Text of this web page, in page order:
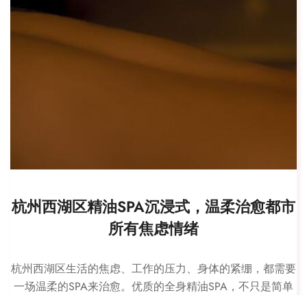
杭州西湖区精油SPA沉浸式，温柔治愈都市
所有焦虑情绪
杭州西湖区生活的焦虑、工作的压力、身体的紧绷，都需要
一场温柔的SPA来治愈。优质的全身精油SPA，不只是简单